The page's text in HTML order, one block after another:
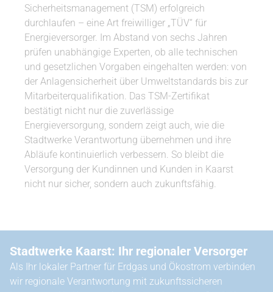
Sicherheitsmanagement (TSM) erfolgreich
durchlaufen – eine Art freiwilliger „TÜV“ für
Energieversorger. Im Abstand von sechs Jahren
prüfen unabhängige Experten, ob alle technischen
und gesetzlichen Vorgaben eingehalten werden: von
der Anlagensicherheit über Umweltstandards bis zur
Mitarbeiterqualifikation. Das TSM-Zertifikat
bestätigt nicht nur die zuverlässige
Energieversorgung, sondern zeigt auch, wie die
Stadtwerke Verantwortung übernehmen und ihre
Abläufe kontinuierlich verbessern. So bleibt die
Versorgung der Kundinnen und Kunden in Kaarst
nicht nur sicher, sondern auch zukunftsfähig.
Stadtwerke Kaarst: Ihr regionaler Versorger
Als Ihr lokaler Partner für Erdgas und Ökostrom verbinden
wir regionale Verantwortung mit zukunftssicheren